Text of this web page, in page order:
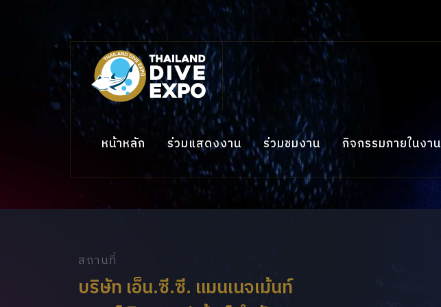
หน้าหลัก ร่วมแสดงงาน ร่วมชมงาน กิจกรรมภายในงาน
สถานที่
บริษัท เอ็น.ซี.ซี. แมนเนจเม้นท์